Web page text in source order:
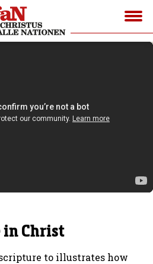
in Christ
to illustrates how